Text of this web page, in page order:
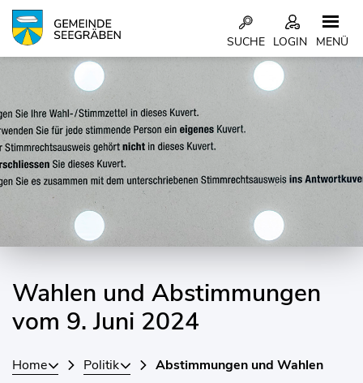
Kopfzeile
LOGIN
SUCHE MENÜ
Wahlen und Abstimmungen
vom 9. Juni 2024
Home Politik Abstimmungen und Wahlen
Zugehörige Objekte